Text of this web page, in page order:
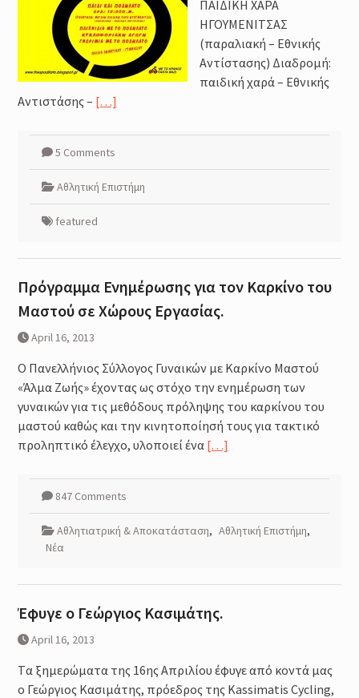
ΠΑΙΔΙΚΗ ΧΑΡΑ
ΗΓΟΥΜΕΝΙΤΣΑΣ
(παραλιακή – Εθνικής
Αντίστασης) Διαδρομή:
παιδική χαρά – Εθνικής
Αντιστάσης – […]
5 Comments
Αθλητική Επιστήμη
featured
Πρόγραμμα Ενημέρωσης για τον Καρκίνο του
Μαστού σε Χώρους Εργασίας.
April 16, 2013
Ο Πανελλήνιος Σύλλογος Γυναικών με Καρκίνο Μαστού
«Άλμα Ζωής» έχοντας ως στόχο την ενημέρωση των
γυναικών για τις μεθόδους πρόληψης του καρκίνου του
μαστού καθώς και την κινητοποίησή τους για τακτικό
προληπτικό έλεγχο, υλοποιεί ένα […]
847 Comments
Αθλητιατρική & Αποκατάσταση, Αθλητική Επιστήμη,
Νέα
Έφυγε ο Γεώργιος Κασιμάτης.
April 16, 2013
Tα ξημερώματα της 16ης Απριλίου έφυγε από κοντά μας
ο Γεώργιος Κασιμάτης, πρόεδρος της Kassimatis Cycling,